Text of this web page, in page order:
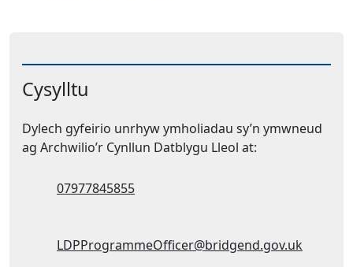
Cysylltu
Dylech gyfeirio unrhyw ymholiadau sy’n ymwneud
ag Archwilio’r Cynllun Datblygu Lleol at:
Ffôn symudol:
07977845855
Cyfeiriad ebost:
LDPProgrammeOfficer@bridgend.gov.uk